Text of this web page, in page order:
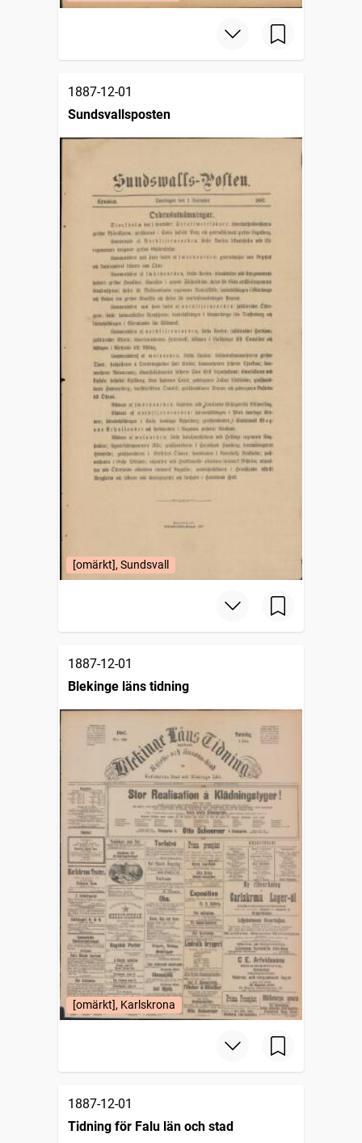
1887-12-01
Sundsvallsposten
[omärkt], Sundsvall
1887-12-01
Blekinge läns tidning
[omärkt], Karlskrona
1887-12-01
Tidning för Falu län och stad